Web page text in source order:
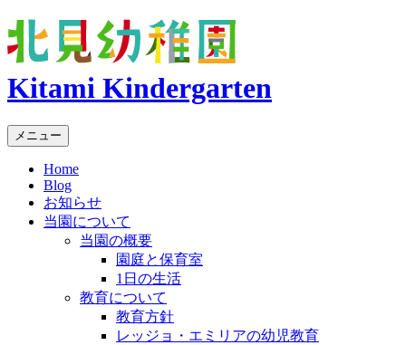
Kitami Kindergarten
メニュー
Home
Blog
お知らせ
当園について
当園の概要
園庭と保育室
1日の生活
教育について
教育方針
レッジョ・エミリアの幼児教育